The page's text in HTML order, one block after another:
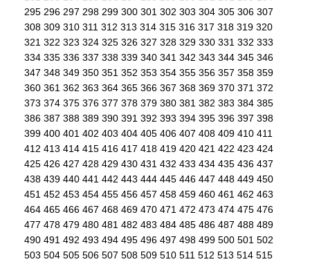
295 296 297 298 299 300 301 302 303 304 305 306 307
308 309 310 311 312 313 314 315 316 317 318 319 320
321 322 323 324 325 326 327 328 329 330 331 332 333
334 335 336 337 338 339 340 341 342 343 344 345 346
347 348 349 350 351 352 353 354 355 356 357 358 359
360 361 362 363 364 365 366 367 368 369 370 371 372
373 374 375 376 377 378 379 380 381 382 383 384 385
386 387 388 389 390 391 392 393 394 395 396 397 398
399 400 401 402 403 404 405 406 407 408 409 410 411
412 413 414 415 416 417 418 419 420 421 422 423 424
425 426 427 428 429 430 431 432 433 434 435 436 437
438 439 440 441 442 443 444 445 446 447 448 449 450
451 452 453 454 455 456 457 458 459 460 461 462 463
464 465 466 467 468 469 470 471 472 473 474 475 476
477 478 479 480 481 482 483 484 485 486 487 488 489
490 491 492 493 494 495 496 497 498 499 500 501 502
503 504 505 506 507 508 509 510 511 512 513 514 515